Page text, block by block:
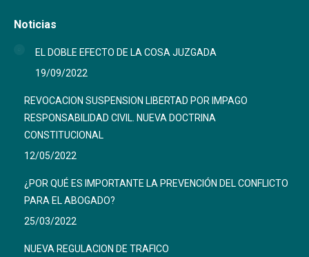
opensopens
in
Noticias
EL DOBLE EFECTO DE LA COSA JUZGADA
19/09/2022
REVOCACION SUSPENSION LIBERTAD POR IMPAGO
RESPONSABILIDAD CIVIL. NUEVA DOCTRINA
CONSTITUCIONAL
12/05/2022
¿POR QUÉ ES IMPORTANTE LA PREVENCIÓN DEL CONFLICTO
PARA EL ABOGADO?
25/03/2022
NUEVA REGULACION DE TRAFICO